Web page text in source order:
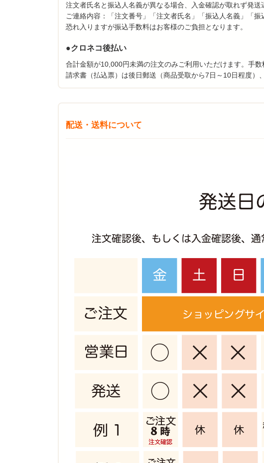
注文者氏名と振込人名義が異なる場合、入金確認が取れず発
ご連絡内容：「注文番号」「注文者氏名」「振込人名義」「振
恐れ入りますが振込手数料はお客様のご負担となります。
●クロネコ後払い
合計金額が10,000円未満の注文のみご利用いただけます。手
請求書（払込票）は後日郵送（商品受取から7日～10日程度）
配送・送料について